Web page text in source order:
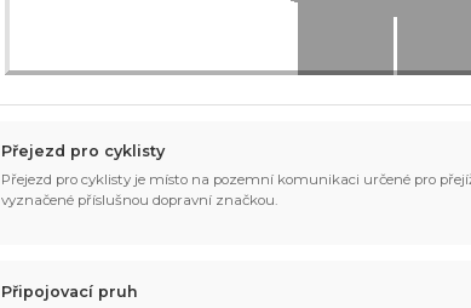
Přejezd pro cyklisty
Přejezd pro cyklisty je místo na pozemní komunikaci určené pro
vyznačené příslušnou dopravní značkou.
Připojovací pruh